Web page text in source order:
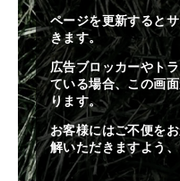
ページを更新すると
きます。
広告ブロッカーやト
ている場合、この画
ります。
お客様にはご不便を
解いただきますよう